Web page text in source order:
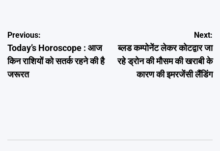
Post
navigation
Previous:
Today’s Horoscope : आज
किन राशियों को सतर्क रहने की है
जरूरत
Next:
ब्लड कम्पोनेंट लेकर कोटद्वार जा
रहे ड्रोन की मौसम की खराबी के
कारण की इमरजेंसी लैंडिंग